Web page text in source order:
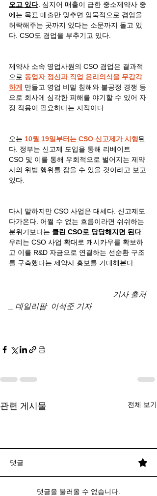
오고 있다 . 심지어 매출이 급한 중소제약사 중
에는 목표 매출만 맞추면 암묵적으로 겸업을
허락해주는 곳까지 있다는 소문까지 돌고 있
다. CSO도 겸업을 부추기고 있다.
제약사 소속 영업사원의 CSO 겸업은 결과적
으로 동업자 정신과 직업 윤리의식을 무감각
하게 만들고 영업 비밀 침해와 불공정 경쟁 등
으로 회사에 심각한 피해를 야기할 수 있어 자
정 작용이 필요하다는 지적이다.
오는 10월 19일부터는 CSO 신고제가 시행된
다. 정부는 신고제 도입을 통해 리베이트
CSO 및 이를 통해 우회적으로 벌어지는 제약
사의 위법 행위를 잡을 수 있을 것이라고 보고
있다.
다시 말하지만 CSO 사업은 대세다. 신고제도
다가온다. 어쩔 수 없는 흐름이라면 쉬쉬하는
분위기보다는 클린 CSO로 당당해지면 된다
우리는 CSO 사업 확대로 캐시카우를 확보하
고 이를 R&D 자금으로 연결하는 선순환 구조
를 구축했다는 제약사 홍보를 기대해본다.
기사 출처
_ 데일리팜  이석준 기자
관련 게시물 전체 보기
댓글
댓글을 불러올 수 없습니다.